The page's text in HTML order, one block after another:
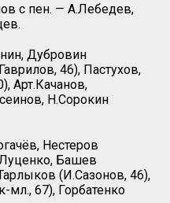
с пен. — А.Лебедев,
Дубровин
46), Пастухов,
Арт.Качанов,
Н.Сорокин
Нестеров
Башев
(И.Сазонов, 46),
мл., 67), Горбатенко